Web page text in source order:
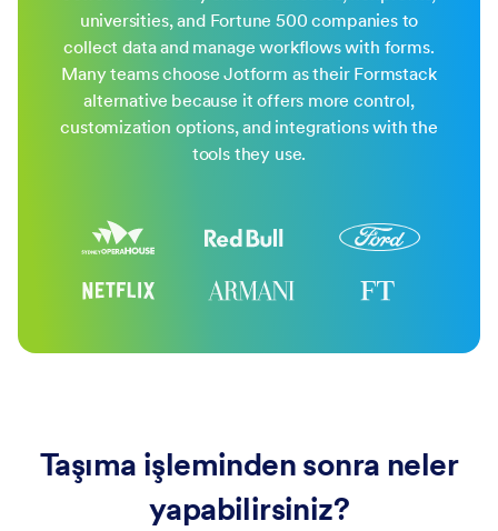
universities, and Fortune 500 companies to
collect data and manage workflows with forms.
Many teams choose Jotform as their Formstack
alternative because it offers more control,
customization options, and integrations with the
tools they use.
Taşıma işleminden sonra neler
yapabilirsiniz?